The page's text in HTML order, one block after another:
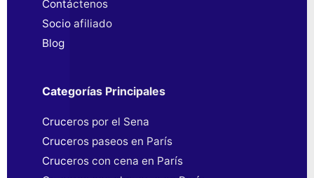
Contáctenos
Socio afiliado
Blog
Categorías Principales
Cruceros por el Sena
Cruceros paseos en París
Cruceros con cena en París